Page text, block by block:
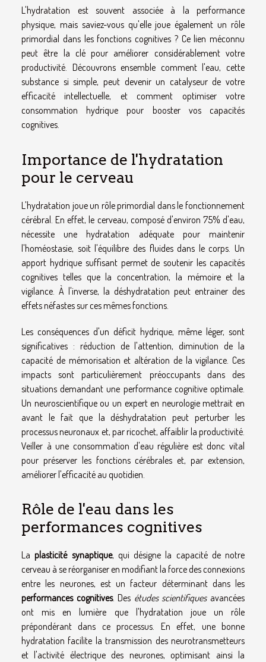
L'hydratation est souvent associée à la performance
physique, mais saviez-vous qu'elle joue également un rôle
primordial dans les fonctions cognitives ? Ce lien méconnu
peut être la clé pour améliorer considérablement votre
productivité. Découvrons ensemble comment l'eau, cette
substance si simple, peut devenir un catalyseur de votre
efficacité intellectuelle, et comment optimiser votre
consommation hydrique pour booster vos capacités
cognitives.
Importance de l'hydratation
pour le cerveau
L'hydratation joue un rôle primordial dans le fonctionnement
cérébral. En effet, le cerveau, composé d'environ 75% d'eau,
nécessite une hydratation adéquate pour maintenir
l'homéostasie, soit l'équilibre des fluides dans le corps. Un
apport hydrique suffisant permet de soutenir les capacités
cognitives telles que la concentration, la mémoire et la
vigilance. À l'inverse, la déshydratation peut entrainer des
effets néfastes sur ces mêmes fonctions.
Les conséquences d'un déficit hydrique, même léger, sont
significatives : réduction de l'attention, diminution de la
capacité de mémorisation et altération de la vigilance. Ces
impacts sont particulièrement préoccupants dans des
situations demandant une performance cognitive optimale.
Un neuroscientifique ou un expert en neurologie mettrait en
avant le fait que la déshydratation peut perturber les
processus neuronaux et, par ricochet, affaiblir la productivité.
Veiller à une consommation d'eau régulière est donc vital
pour préserver les fonctions cérébrales et, par extension,
améliorer l'efficacité au quotidien.
Rôle de l'eau dans les
performances cognitives
Laplasticité synaptique, qui désigne la capacité de notre
cerveau à se réorganiser en modifiant la force des connexions
entre les neurones, est un facteur déterminant dans les
performances cognitives. Des études scientifiquesavancées
ont mis en lumière que l'hydratation joue un rôle
prépondérant dans ce processus. En effet, une bonne
hydratation facilite la transmission des neurotransmetteurs
et l'activité électrique des neurones, optimisant ainsi la